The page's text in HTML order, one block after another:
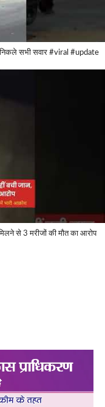
निकले सभी सवार #viral #update
से 3 मरीजों की मौत का आरोप